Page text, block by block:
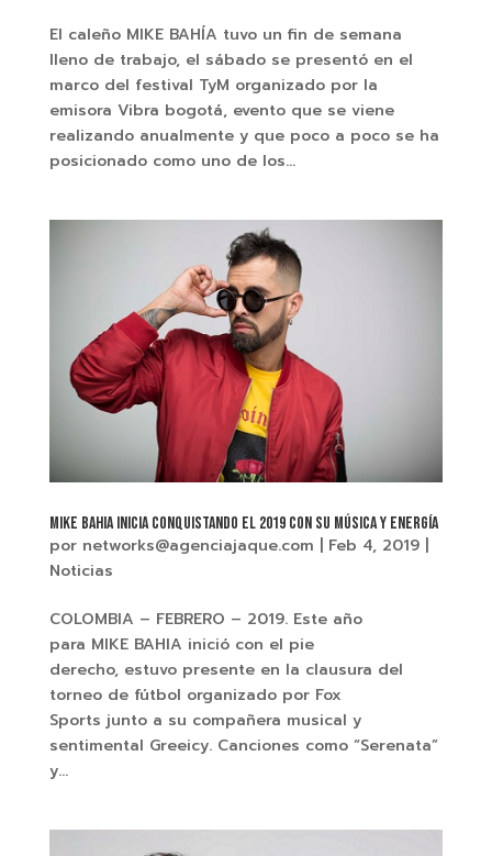
El caleño MIKE BAHÍA tuvo un fin de semana
lleno de trabajo, el sábado se presentó en el
marco del festival TyM organizado por la
emisora Vibra bogotá, evento que se viene
realizando anualmente y que poco a poco se ha
posicionado como uno de los...
MIKE BAHIA INICIA CONQUISTANDO EL 2019 CON SU MÚSICA Y ENERGÍA
por networks@agenciajaque.com | Feb 4, 2019|
Noticias
COLOMBIA – FEBRERO – 2019. Este año
para MIKE BAHIA inició con el pie
derecho, estuvo presente en la clausura del
torneo de fútbol organizado por Fox
Sports junto a su compañera musical y
sentimental Greeicy. Canciones como “Serenata”
y...